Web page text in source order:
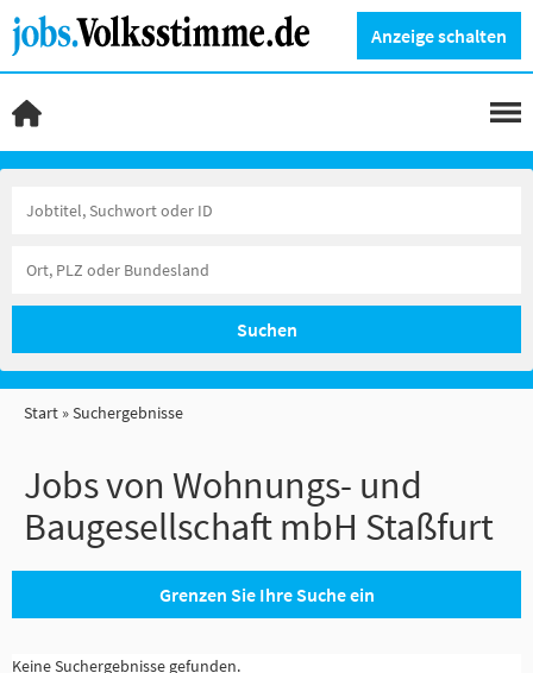
Anzeige schalten
Suchen
Start Suchergebnisse
Jobs von Wohnungs- und
Baugesellschaft mbH Staßfurt
Grenzen Sie Ihre Suche ein
Keine Suchergebnisse gefunden.